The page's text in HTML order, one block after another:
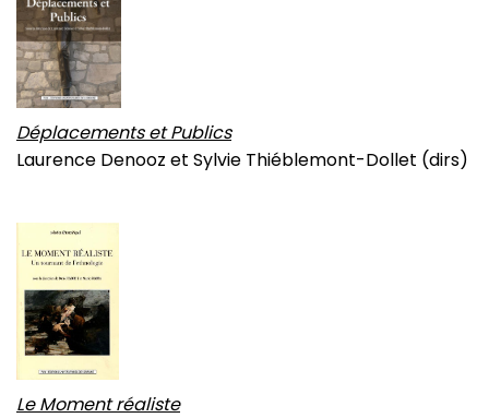
Déplacements et Publics
Laurence Denooz et Sylvie Thiéblemont-Dollet (dirs)
Le Moment réaliste